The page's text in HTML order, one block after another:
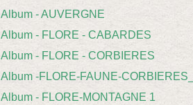
Album - AUVERGNE
Album - FLORE - CABARDES
Album - FLORE - CORBIERES
Album -FLORE-FAUNE-
Album - FLORE-MONTAGNE 1